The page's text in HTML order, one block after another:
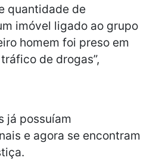
quantidade de
imóvel ligado ao grupo
homem foi preso em
de drogas”,
já possuíam
e agora se encontram